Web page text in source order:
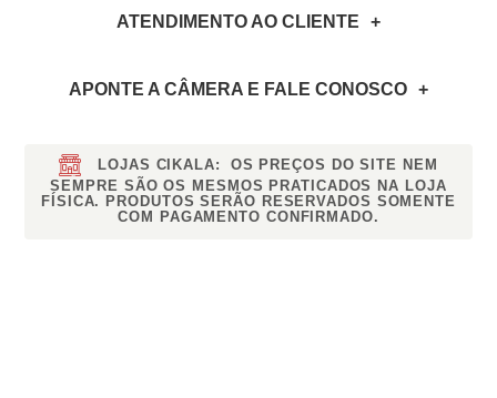
ATENDIMENTO AO CLIENTE
APONTE A CÂMERA E FALE CONOSCO
LOJAS CIKALA:
OS PREÇOS DO SITE NEM
SEMPRE SÃO OS MESMOS PRATICADOS NA LOJA
FÍSICA. PRODUTOS SERÃO RESERVADOS SOMENTE
COM PAGAMENTO CONFIRMADO.